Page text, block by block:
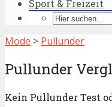
Sport & Freizeit
Mode > Pullunder
Pullunder
Kein Pullunder Test